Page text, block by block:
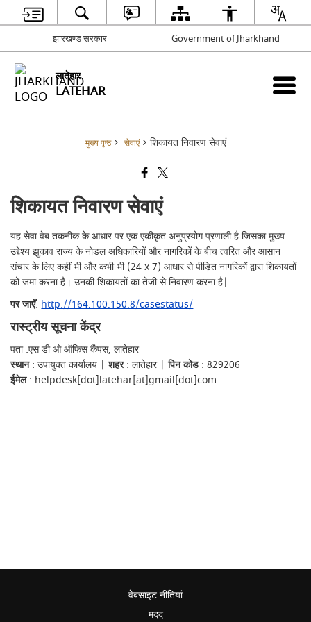
झारखण्ड सरकार Government of Jharkhand
लातेहार
LATEHAR
मुख्य पृष्ठ सेवाएं शिकायत निवारण सेवाएं
शिकायत निवारण सेवाएं
यह सेवा वेब तकनीक के आधार पर एक एकीकृत अनुप्रयोग प्रणाली है जिसका मुख्य
उद्देश्य झुकाव राज्य के नोडल अधिकारियों और नागरिकों के बीच त्वरित और आसान
संचार के लिए कहीं भी और कभी भी (24 x 7) आधार से पीड़ित नागरिकों द्वारा शिकायतों
को जमा करना है। उनकी शिकायतों का तेजी से निवारण करना है|
पर जाएँ: http://164.100.150.8/casestatus/
रास्ट्रीय सूचना केंद्र
पता :एस डी ओ ऑफिस कैंपस, लातेहार
स्थान: उपायुक्त कार्यालय |शहर: लातेहार |पिन कोड: 829206
ईमेल: helpdesk[dot]latehar[at]gmail[dot]com
वेबसाइट नीतियां
मदद